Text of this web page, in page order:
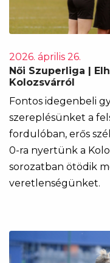
2026. április 26.
Női Szuperliga |
Kolozsvárról
Fontos idegenbeli
szereplésünket a
fordulóban, erős
0-ra nyertünk a
sorozatban ötödik
veretlenségünket.